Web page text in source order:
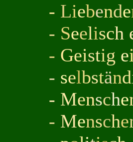
- Liebende
- Seelisch
- Geistig e
- selbständ
- Mensche
- Mensche